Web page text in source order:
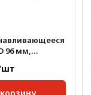
96 мм,
шт